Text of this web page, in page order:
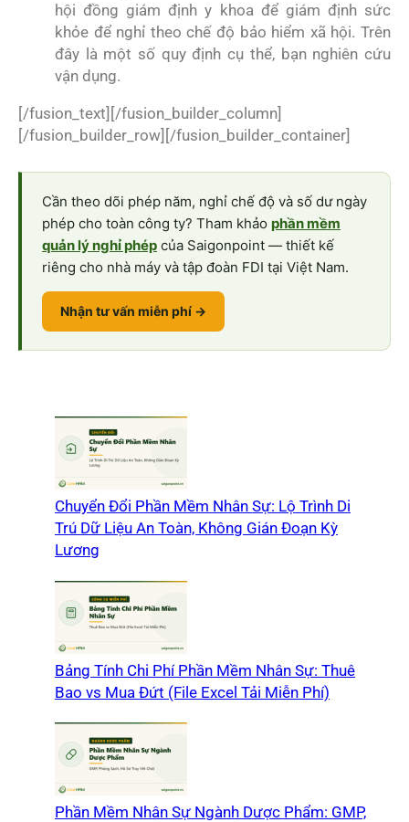
hội đồng giám định y khoa để giám định sức
khỏe để nghỉ theo chế độ bảo hiểm xã hội. Trên
đây là một số quy định cụ thể, bạn nghiên cứu
vận dụng.
[/fusion_text][/fusion_builder_column]
[/fusion_builder_row][/fusion_builder_container]
Cần theo dõi phép năm, nghỉ chế độ và số dư ngày
phép cho toàn công ty? Tham khảo phần mềm
quản lý nghỉ phép của Saigonpoint — thiết kế
riêng cho nhà máy và tập đoàn FDI tại Việt Nam.
Nhận tư vấn miễn phí →
Chuyển Đổi Phần Mềm Nhân Sự: Lộ Trình Di
Trú Dữ Liệu An Toàn, Không Gián Đoạn Kỳ
Lương
Bảng Tính Chi Phí Phần Mềm Nhân Sự: Thuê
Bao vs Mua Đứt (File Excel Tải Miễn Phí)
Phần Mềm Nhân Sự Ngành Dược Phẩm: GMP,